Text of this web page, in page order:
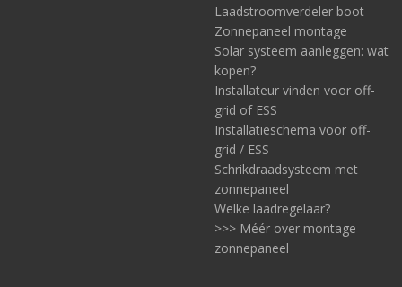
Laadstroomverdeler boot
Zonnepaneel montage
Solar systeem aanleggen: wat
kopen?
Installateur vinden voor off-
grid of ESS
Installatieschema voor off-
grid / ESS
Schrikdraadsysteem met
zonnepaneel
Welke laadregelaar?
>>> Méér over montage
zonnepaneel